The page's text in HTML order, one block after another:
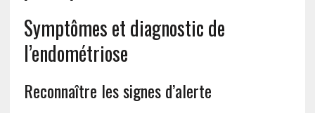
Symptômes et diagnostic de
l’endométriose
Reconnaître les signes d’alerte